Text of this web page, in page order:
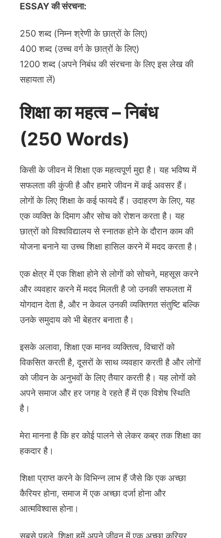
ESSAY की संरचना:
250 शब्द (निम्न श्रेणी के छात्रों के लिए)
400 शब्द (उच्च वर्ग के छात्रों के लिए)
1200 शब्द (अपने निबंध की संरचना के लिए इस लेख की
सहायता लें)
शिक्षा का महत्व – निबंध
(250 Words)
किसी के जीवन में शिक्षा एक महत्वपूर्ण मुद्दा है। यह भविष्य में
सफलता की कुंजी है और हमारे जीवन में कई अवसर हैं।
लोगों के लिए शिक्षा के कई फायदे हैं। उदाहरण के लिए, यह
एक व्यक्ति के दिमाग और सोच को रोशन करता है। यह
छात्रों को विश्वविद्यालय से स्नातक होने के दौरान काम की
योजना बनाने या उच्च शिक्षा हासिल करने में मदद करता है।
एक क्षेत्र में एक शिक्षा होने से लोगों को सोचने, महसूस करने
और व्यवहार करने में मदद मिलती है जो उनकी सफलता में
योगदान देता है, और न केवल उनकी व्यक्तिगत संतुष्टि बल्कि
उनके समुदाय को भी बेहतर बनाता है।
इसके अलावा, शिक्षा एक मानव व्यक्तित्व, विचारों को
विकसित करती है, दूसरों के साथ व्यवहार करती है और लोगों
को जीवन के अनुभवों के लिए तैयार करती है। यह लोगों को
अपने समाज और हर जगह वे रहते हैं में एक विशेष स्थिति
है।
मेरा मानना ​​है कि हर कोई पालने से लेकर कब्र तक शिक्षा का
हकदार है।
शिक्षा प्राप्त करने के विभिन्न लाभ हैं जैसे कि एक अच्छा
कैरियर होना, समाज में एक अच्छा दर्जा होना और
आत्मविश्वास होना।